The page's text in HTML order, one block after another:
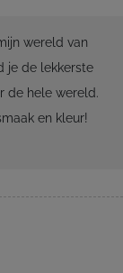
wereld van
je de lekkerste
de hele wereld.
en kleur!